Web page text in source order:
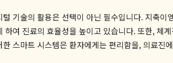
기술의 활용은 선택이 아닌 필수입니다. 지축
하여 진료의 효율성을 높이고 있습니다. 또한, 체
스마트 시스템은 환자에게는 편리함을, 의료진